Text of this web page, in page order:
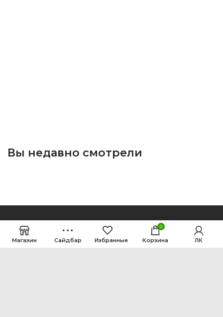
Вы недавно смотрели
Магазин Сайдбар Избранные
0
Корзина ЛК